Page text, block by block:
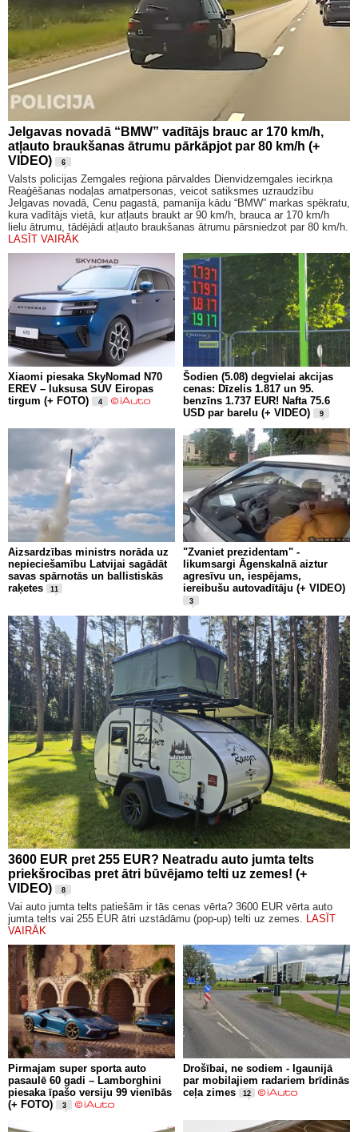
Jelgavas novadā “BMW” vadītājs brauc ar 170 km/h,
atļauto braukšanas ātrumu pārkāpjot par 80 km/h (+
VIDEO)
6
Valsts policijas Zemgales reģiona pārvaldes Dienvidzemgales iecirkņa
Reaģēšanas nodaļas amatpersonas, veicot satiksmes uzraudzību
Jelgavas novadā, Cenu pagastā, pamanīja kādu “BMW” markas spēkratu,
kura vadītājs vietā, kur atļauts braukt ar 90 km/h, brauca ar 170 km/h
lielu ātrumu, tādējādi atļauto braukšanas ātrumu pārsniedzot par 80 km/h.
LASĪT VAIRĀK
Xiaomi piesaka SkyNomad N70
EREV – luksusa SUV Eiropas
tirgum (+ FOTO)
4
Šodien (5.08) degvielai akcijas
cenas: Dīzelis 1.817 un 95.
benzīns 1.737 EUR! Nafta 75.6
USD par barelu (+ VIDEO)
9
Aizsardzības ministrs norāda uz
nepieciešamību Latvijai sagādāt
savas spārnotās un ballistiskās
raķetes
11
"Zvaniet prezidentam" -
likumsargi Āgenskalnā aiztur
agresīvu un, iespējams,
iereibušu autovadītāju (+ VIDEO)
3
3600 EUR pret 255 EUR? Neatradu auto jumta telts
priekšrocības pret ātri būvējamo telti uz zemes! (+
VIDEO)
8
Vai auto jumta telts patiešām ir tās cenas vērta? 3600 EUR vērta auto
jumta telts vai 255 EUR ātri uzstādāmu (pop-up) telti uz zemes. LASĪT
VAIRĀK
Pirmajam super sporta auto
pasaulē 60 gadi – Lamborghini
piesaka īpašo versiju 99 vienībās
(+ FOTO)
3
Drošībai, ne sodiem - Igaunijā
par mobilajiem radariem brīdinās
ceļa zimes
12